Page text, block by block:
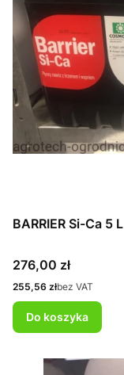
BARRIER Si-Ca 5 L
Cena
276,00 zł
Cena
255,56 złbez VAT
Do koszyka